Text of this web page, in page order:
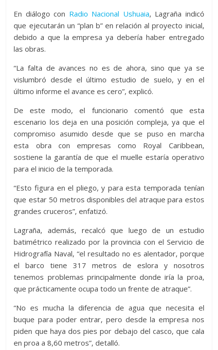
En diálogo con Radio Nacional Ushuaia, Lagraña indicó
que ejecutarán un “plan b” en relación al proyecto inicial,
debido a que la empresa ya debería haber entregado
las obras.
“La falta de avances no es de ahora, sino que ya se
vislumbró desde el último estudio de suelo, y en el
último informe el avance es cero”, explicó.
De este modo, el funcionario comentó que esta
escenario los deja en una posición compleja, ya que el
compromiso asumido desde que se puso en marcha
esta obra con empresas como Royal Caribbean,
sostiene la garantía de que el muelle estaría operativo
para el inicio de la temporada.
“Esto figura en el pliego, y para esta temporada tenían
que estar 50 metros disponibles del atraque para estos
grandes cruceros”, enfatizó.
Lagraña, además, recalcó que luego de un estudio
batimétrico realizado por la provincia con el Servicio de
Hidrografía Naval, “el resultado no es alentador, porque
el barco tiene 317 metros de eslora y nosotros
tenemos problemas principalmente donde iría la proa,
que prácticamente ocupa todo un frente de atraque”.
“No es mucha la diferencia de agua que necesita el
buque para poder entrar, pero desde la empresa nos
piden que haya dos pies por debajo del casco, que cala
en proa a 8,60 metros”, detalló.